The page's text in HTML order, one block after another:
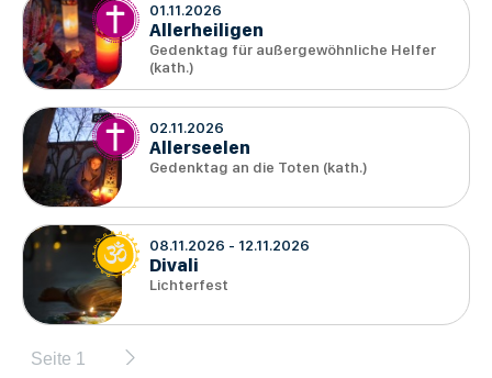
01.11.2026
Allerheiligen
Gedenktag für außergewöhnliche Helfer
(kath.)
02.11.2026
Allerseelen
Gedenktag an die Toten (kath.)
08.11.2026 - 12.11.2026
Divali
Lichterfest
Seite 1